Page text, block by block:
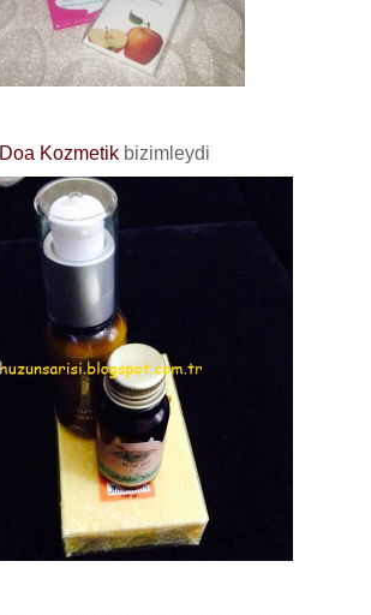
Doa Kozmetik bizimleydi